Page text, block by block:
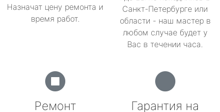
Назначат цену ремонта и
время работ.
Санкт-Петербурге или
области - наш мастер в
любом случае будет у
Вас в течении часа.
Ремонт
Гарантия на